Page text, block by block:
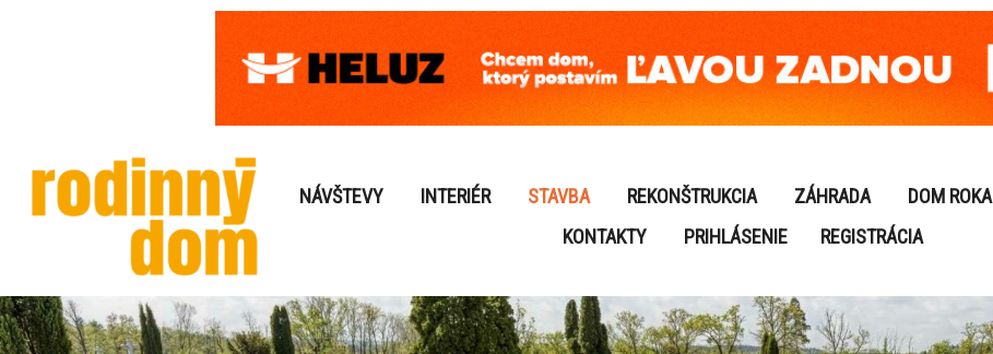
NÁVŠTEVY INTERIÉR STAVBA REKONŠTRUKCIA ZÁHRADA DOM ROKA
KONTAKTY
PRIHLÁSENIE REGISTRÁCIA